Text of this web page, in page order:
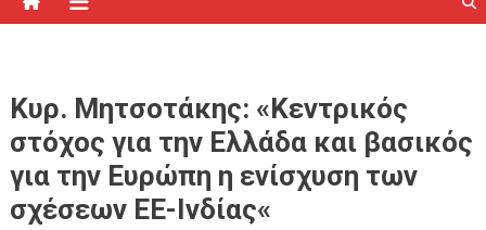
Κυρ. Μητσοτάκης: «Κεντρικός
στόχος για την Ελλάδα και βασικός
για την Ευρώπη η ενίσχυση των
σχέσεων ΕΕ-Ινδίας«